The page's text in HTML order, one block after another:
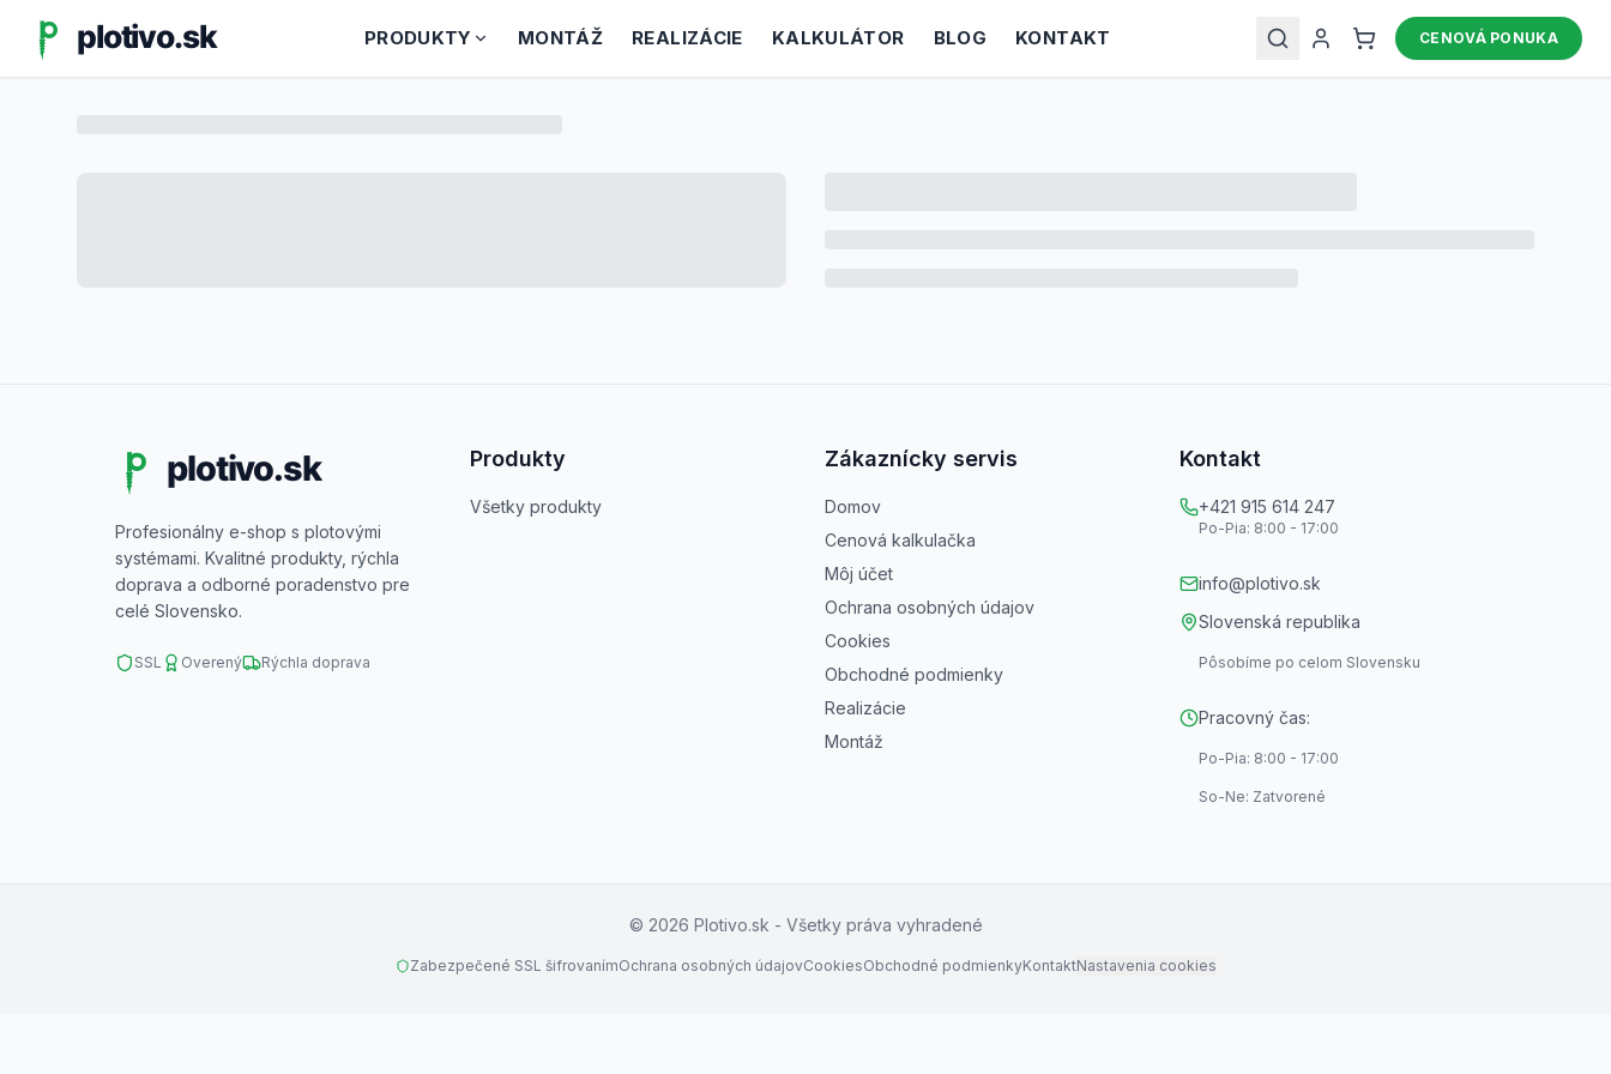
PRODUKTY MONTÁŽ REALIZÁCIE KALKULÁTOR BLOG KONTAKT CENOVÁ PONUKA
Profesionálny e-shop s plotovými
systémami. Kvalitné produkty, rýchla
doprava a odborné poradenstvo pre
celé Slovensko.
SSL Overený Rýchla doprava
Produkty
Všetky produkty
Zákaznícky servis
Domov
Cenová kalkulačka
Môj účet
Ochrana osobných údajov
Cookies
Obchodné podmienky
Realizácie
Montáž
Kontakt
+421 915 614 247
Po-Pia: 8:00 - 17:00
info@plotivo.sk
Slovenská republika
Pôsobíme po celom Slovensku
Pracovný čas:
Po-Pia: 8:00 - 17:00
So-Ne: Zatvorené
© 2026 Plotivo.sk - Všetky práva vyhradené
Zabezpečené SSL šifrovanímOchrana osobných údajovCookiesObchodné podmienkyKontaktNastavenia cookies